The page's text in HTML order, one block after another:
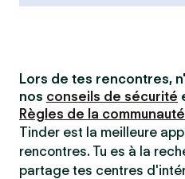
Lors de tes rencontres,
nos conseils de sécurité
Règles de la communauté
Tinder est la meilleure
rencontres. Tu es à la
partage tes centres